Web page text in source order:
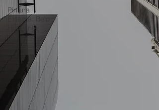
Pintura
Externa: Belo
Horizonte